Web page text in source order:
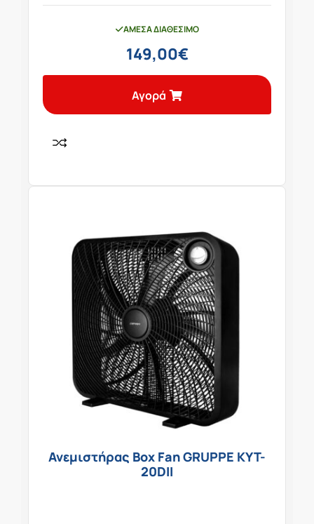
ΆΜΕΣΑ ΔΙΑΘΈΣΙΜΟ
149,00€
Αγορά
Ανεμιστήρας Box Fan GRUPPE KYT-
20DII